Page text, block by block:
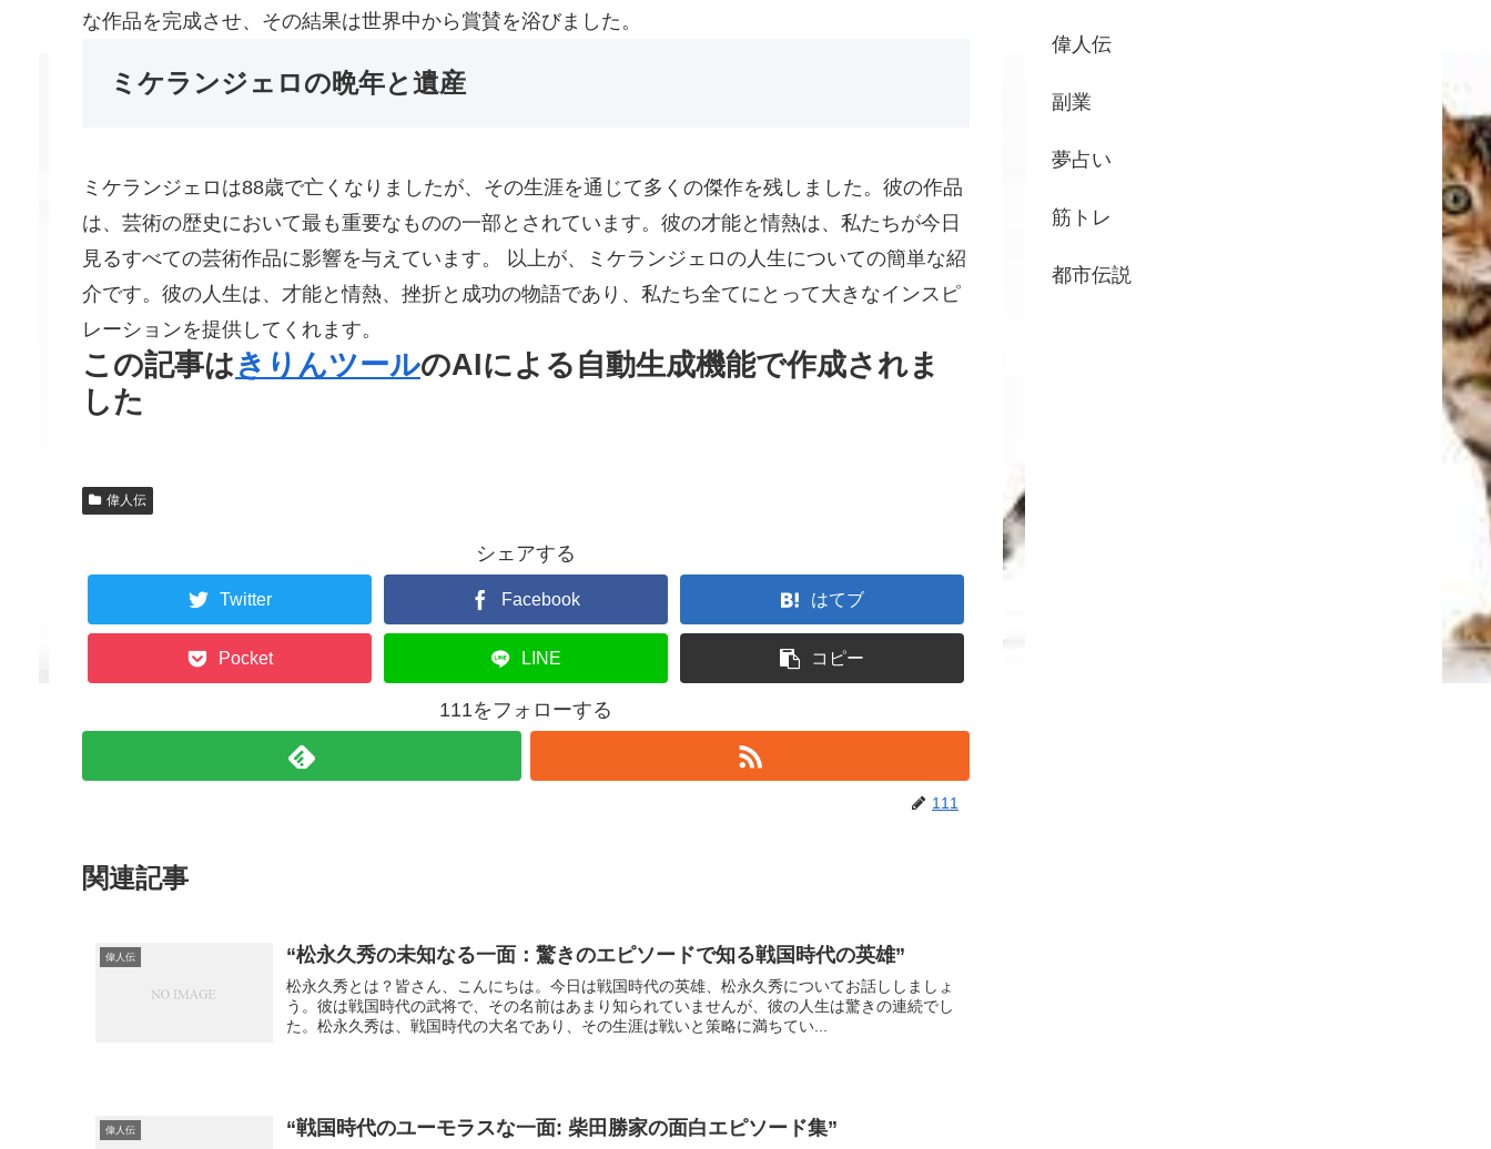
な作品を完成させ、その結果は世界中から賞賛を浴びました。
ミケランジェロの晩年と遺産
ミケランジェロは88歳で亡くなりましたが、その生涯を通じて多くの傑作を残しました。彼の作品
は、芸術の歴史において最も重要なものの一部とされています。彼の才能と情熱は、私たちが今日
見るすべての芸術作品に影響を与えています。 以上が、ミケランジェロの人生についての簡単な紹
介です。彼の人生は、才能と情熱、挫折と成功の物語であり、私たち全てにとって大きなインスピ
レーションを提供してくれます。
この記事は きりんツールのAIによる自動生成機能で作成されま
した
偉人伝
シェアする
Twitter Facebook はてブ
Pocket LINE コピー
111をフォローする
111
関連記事
偉人伝 “松永久秀の未知なる一面：驚きのエピソードで知る戦国時代の英雄”
松永久秀とは？皆さん、こんにちは。今日は戦国時代の英雄、松永久秀についてお話ししましょ
う。彼は戦国時代の武将で、その名前はあまり知られていませんが、彼の人生は驚きの連続でし
た。松永久秀は、戦国時代の大名であり、その生涯は戦いと策略に満ちてい...
偉人伝 “戦国時代のユーモラスな一面: 柴田勝家の面白エピソード集”
偉人伝
副業
夢占い
筋トレ
都市伝説